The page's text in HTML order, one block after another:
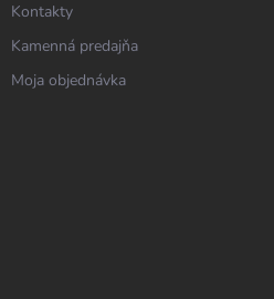
Kontakty
Kamenná predajňa
Moja objednávka